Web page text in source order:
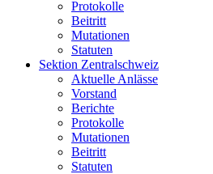
Protokolle
Beitritt
Mutationen
Statuten
Sektion Zentralschweiz
Aktuelle Anlässe
Vorstand
Berichte
Protokolle
Mutationen
Beitritt
Statuten